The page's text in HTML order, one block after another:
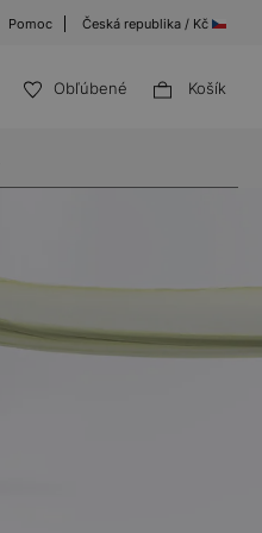
Pomoc Česká republika / Kč
Obľúbené Košík